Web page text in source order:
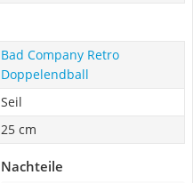
Bad Company Retro
Doppelendball
Seil
25 cm
Nachteile